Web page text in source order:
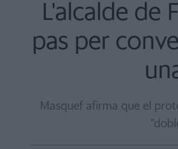
L'alcalde de
pas per
Masquef afirma que el